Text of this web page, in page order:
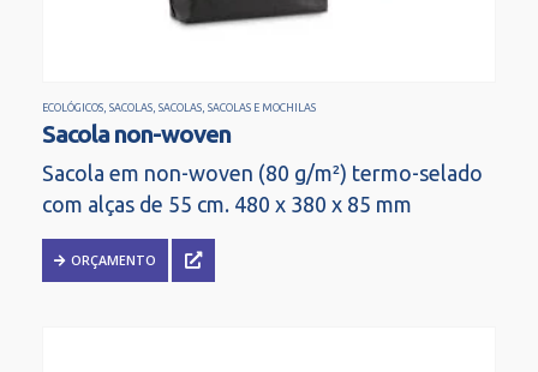
ECOLÓGICOS, SACOLAS, SACOLAS, SACOLAS E MOCHILAS
Sacola non-woven
Sacola em non-woven (80 g/m²) termo-selado
com alças de 55 cm. 480 x 380 x 85 mm
ORÇAMENTO